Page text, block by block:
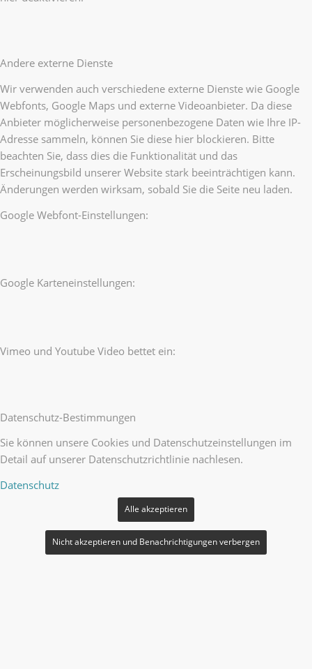
Andere externe Dienste
Wir verwenden auch verschiedene externe Dienste wie Google
Webfonts, Google Maps und externe Videoanbieter. Da diese
Anbieter möglicherweise personenbezogene Daten wie Ihre IP-
Adresse sammeln, können Sie diese hier blockieren. Bitte
beachten Sie, dass dies die Funktionalität und das
Erscheinungsbild unserer Website stark beeinträchtigen kann.
Änderungen werden wirksam, sobald Sie die Seite neu laden.
Google Webfont-Einstellungen:
Google Karteneinstellungen:
Vimeo und Youtube Video bettet ein:
Datenschutz-Bestimmungen
Sie können unsere Cookies und Datenschutzeinstellungen im
Detail auf unserer Datenschutzrichtlinie nachlesen.
Datenschutz
Alle akzeptieren
Nicht akzeptieren und Benachrichtigungen verbergen